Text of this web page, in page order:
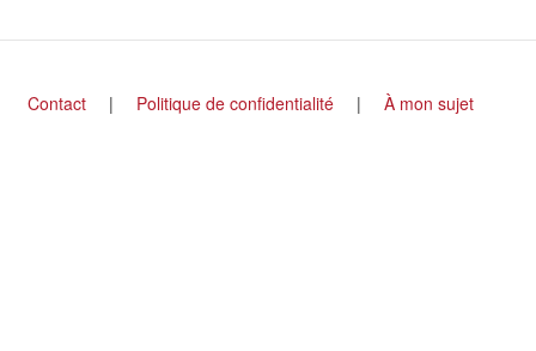
Footer
Contact Politique de confidentialité À mon sujet